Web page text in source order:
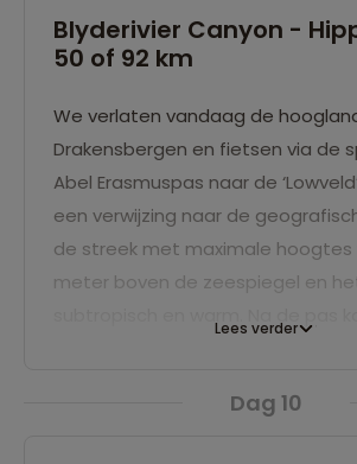
van Zuid-Afrika: Blyderivier Canyon
natuurreservaat. Je overnacht in
natuurgebied.
Blyderivier Canyon -
50 of 92 km
We verlaten vandaag de
Drakensbergen en fietsen via de
Abel Erasmuspas naar de
een verwijzing naar de
de streek met maximale hoogtes
meter boven de zeespiegel en
rond. Nu zijn er de
Lees verder
Dag 10